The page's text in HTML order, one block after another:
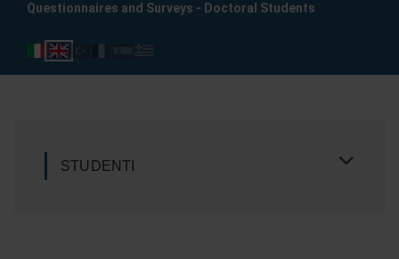
Questionnaires and Surveys - Doctoral Students
STUDENTI